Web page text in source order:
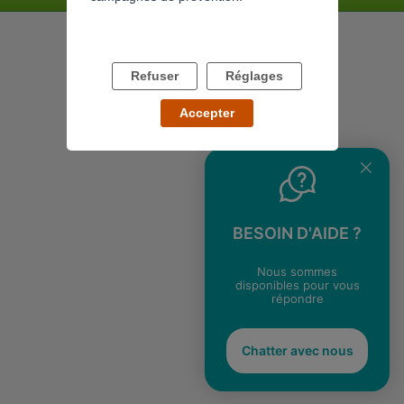
Refuser Réglages
Accepter
BESOIN D'AIDE ?
Nous sommes
disponibles pour vous
répondre
Chatter avec nous